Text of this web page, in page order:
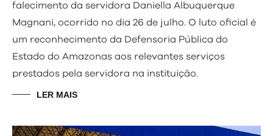
falecimento da servidora Daniella Albuquerque
Magnani, ocorrido no dia 26 de julho. O luto oficial é
um reconhecimento da Defensoria Pública do
Estado do Amazonas aos relevantes serviços
prestados pela servidora na instituição.
LER MAIS